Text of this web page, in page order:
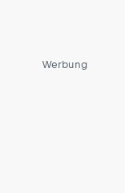
Werbung